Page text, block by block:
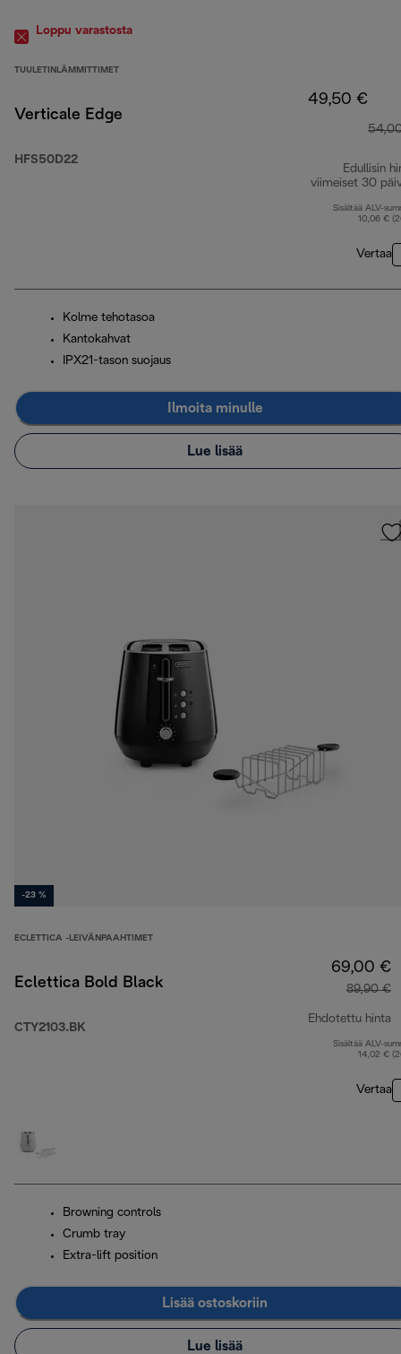
Loppu varastosta
TUULETINLÄMMITTIMET
Verticale Edge
HFS50D22
49,50 €
Edullisin
viimeiset 30
Sisältää ALV-
10,06 €
Vertaa
Kolme tehotasoa
Kantokahvat
IPX21-tason suojaus
Ilmoita minulle
Lue lisää
-23 %
ECLETTICA -LEIVÄNPAAHTIMET
Eclettica Bold Black
CTY2103.BK
69,00 €
89,90 €
Ehdotettu hinta
Sisältää ALV-
14,02 €
Vertaa
Browning controls
Crumb tray
Extra-lift position
Lisää ostoskoriin
Lue lisää